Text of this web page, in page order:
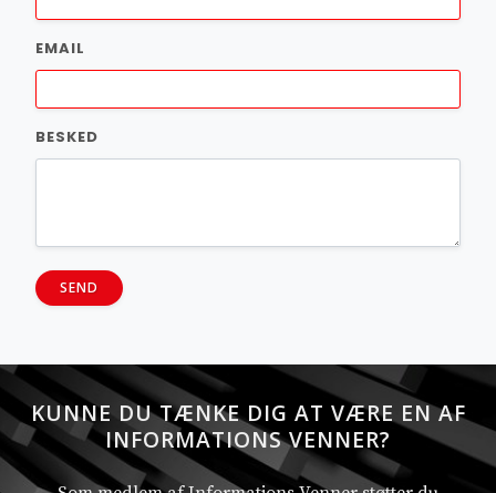
EMAIL
BESKED
SEND
KUNNE DU TÆNKE DIG AT VÆRE EN AF
INFORMATIONS VENNER?